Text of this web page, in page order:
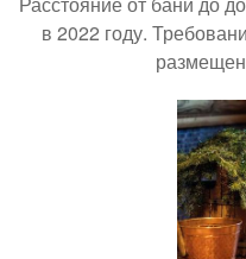
в 2022 году.